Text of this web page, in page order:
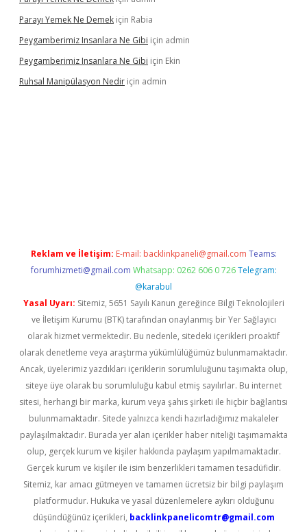
Parayı Yemek Ne Demek için Rabia
Peygamberimiz Insanlara Ne Gibi için admin
Peygamberimiz Insanlara Ne Gibi için Ekin
Ruhsal Manipülasyon Nedir için admin
Reklam ve İletişim: E-mail: backlinkpaneli@gmail.com Teams:
forumhizmeti@gmail.com Whatsapp: 0262 606 0 726 Telegram:
@karabul
Yasal Uyarı: Sitemiz, 5651 Sayılı Kanun gereğince Bilgi Teknolojileri
ve İletişim Kurumu (BTK) tarafından onaylanmış bir Yer Sağlayıcı
olarak hizmet vermektedir. Bu nedenle, sitedeki içerikleri proaktif
olarak denetleme veya araştırma yükümlülüğümüz bulunmamaktadır.
Ancak, üyelerimiz yazdıkları içeriklerin sorumluluğunu taşımakta olup,
siteye üye olarak bu sorumluluğu kabul etmiş sayılırlar. Bu internet
sitesi, herhangi bir marka, kurum veya şahıs şirketi ile hiçbir bağlantısı
bulunmamaktadır. Sitede yalnızca kendi hazırladığımız makaleler
paylaşılmaktadır. Burada yer alan içerikler haber niteliği taşımamakta
olup, gerçek kurum ve kişiler hakkında paylaşım yapılmamaktadır.
Gerçek kurum ve kişiler ile isim benzerlikleri tamamen tesadüfidir.
Sitemiz, kar amacı gütmeyen ve tamamen ücretsiz bir bilgi paylaşım
platformudur. Hukuka ve yasal düzenlemelere aykırı olduğunu
düşündüğünüz içerikleri, backlinkpanelicomtr@gmail.com